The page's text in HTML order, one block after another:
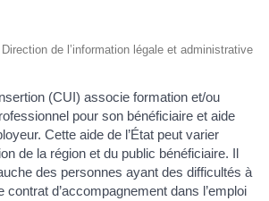
de l’information légale et administrative
(CUI) associe formation et/ou
pour son bénéficiaire et aide
Cette aide de l’État peut varier
de la région et du public bénéficiaire. Il
des personnes ayant des difficultés à
contrat d’accompagnement dans l’emploi